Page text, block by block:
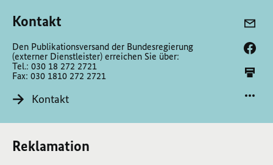
Kontakt
Den Publikationsversand der Bundesregierung
(externer Dienstleister) erreichen Sie über:
Tel.: 030 18 272 2721
Fax: 030 1810 272 2721
Kontakt
Reklamation